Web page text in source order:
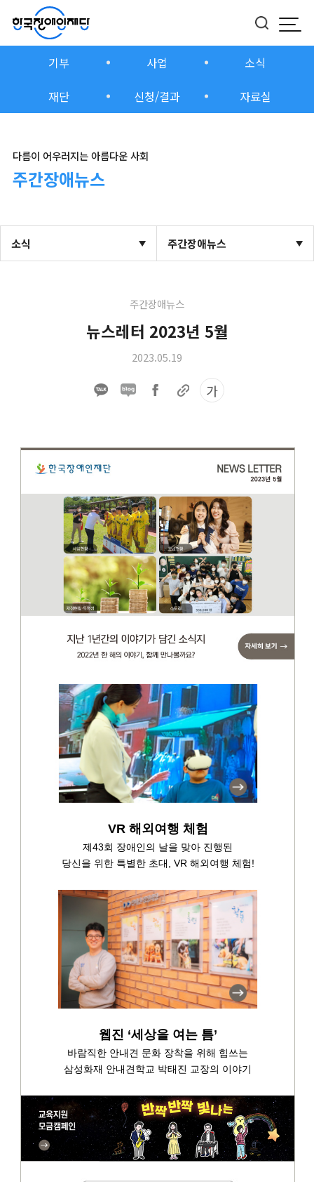
모
버튼
기부 사업
소식
재단
신청/결과 자료실
다름이 어우러지는 아름다운 사회
주간장애뉴스
소식 주간장애뉴스
주간장애뉴스
뉴스레터 2023년 5월
2023.05.19
가